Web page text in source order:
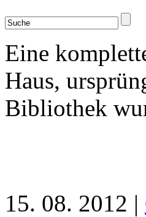
Eine
Haus,
Bibliothek
15. 08. 2012 |